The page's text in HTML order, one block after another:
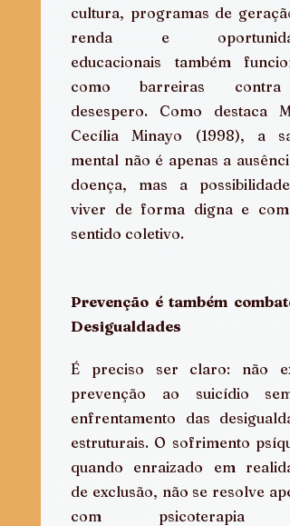
cultura, programas de
renda e
educacionais também
como barreiras
desespero. Como destaca
Cecília Minayo (1998), a
mental não é apenas a
doença, mas a possibilidade
viver de forma digna e com
sentido coletivo.
Prevenção é também
Desigualdades
É preciso ser claro: não
prevenção ao suicídio
enfrentamento das
estruturais. O sofrimento
quando enraizado em
de exclusão, não se resolve
com psicoterapia